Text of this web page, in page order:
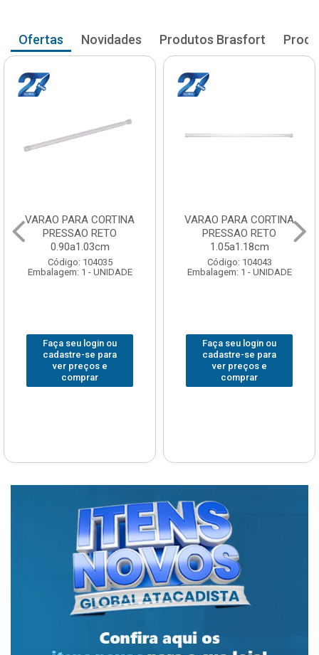
Ofertas Novidades Produtos Brasfort
VARAO PARA CORTINA
PRESSAO RETO
0.90a1.03cm
Código: 104035
Embalagem: 1 - UNIDADE
Faça seu login ou
cadastre-se para
ver preços e
comprar
VARAO PARA CORTINA
PRESSAO RETO
1.05a1.18cm
Código: 104043
Embalagem: 1 - UNIDADE
Faça seu login ou
cadastre-se para
ver preços e
comprar